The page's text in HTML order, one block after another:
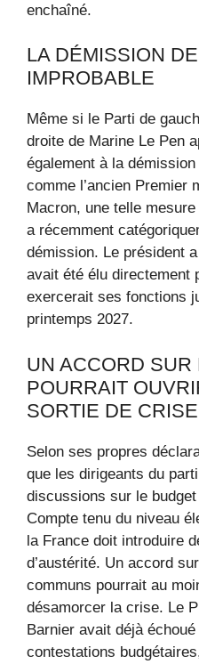
enchaîné.
LA DÉMISSION
IMPROBABLE
Même si le Parti de
droite de Marine Le Pen
également à la
comme l’ancien Premier
Macron, une telle
a récemment
démission. Le président
avait été élu directement
exercerait ses fonctions
printemps 2027.
UN ACCORD SUR
POURRAIT
SORTIE DE CRISE
Selon ses propres
que les dirigeants du
discussions sur le budget
Compte tenu du niveau
la France doit introduire
d’austérité. Un accord
communs pourrait au
désamorcer la crise. Le
Barnier avait déjà
contestations